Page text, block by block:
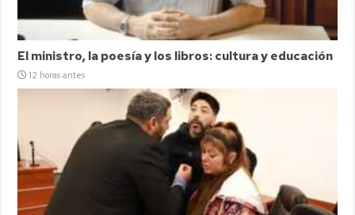
El ministro, la poesía y los libros: cultura y educación
12 horas antes